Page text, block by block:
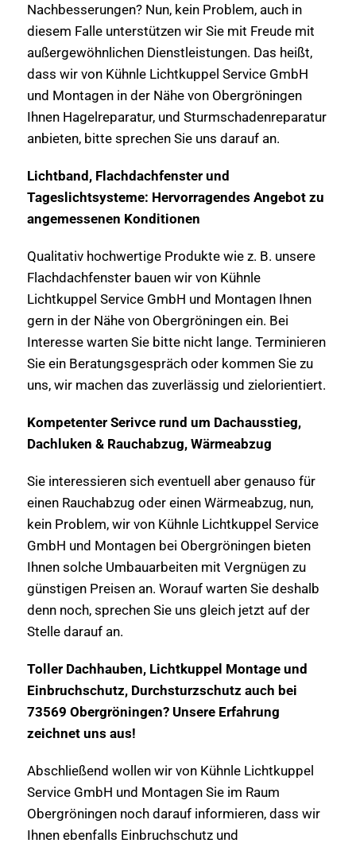
Nachbesserungen? Nun, kein Problem, auch in
diesem Falle unterstützen wir Sie mit Freude mit
außergewöhnlichen Dienstleistungen. Das heißt,
dass wir von Kühnle Lichtkuppel Service GmbH
und Montagen in der Nähe von Obergröningen
Ihnen Hagelreparatur, und Sturmschadenreparatur
anbieten, bitte sprechen Sie uns darauf an.
Lichtband, Flachdachfenster und
Tageslichtsysteme: Hervorragendes Angebot zu
angemessenen Konditionen
Qualitativ hochwertige Produkte wie z. B. unsere
Flachdachfenster bauen wir von Kühnle
Lichtkuppel Service GmbH und Montagen Ihnen
gern in der Nähe von Obergröningen ein. Bei
Interesse warten Sie bitte nicht lange. Terminieren
Sie ein Beratungsgespräch oder kommen Sie zu
uns, wir machen das zuverlässig und zielorientiert.
Kompetenter Serivce rund um Dachausstieg,
Dachluken & Rauchabzug, Wärmeabzug
Sie interessieren sich eventuell aber genauso für
einen Rauchabzug oder einen Wärmeabzug, nun,
kein Problem, wir von Kühnle Lichtkuppel Service
GmbH und Montagen bei Obergröningen bieten
Ihnen solche Umbauarbeiten mit Vergnügen zu
günstigen Preisen an. Worauf warten Sie deshalb
denn noch, sprechen Sie uns gleich jetzt auf der
Stelle darauf an.
Toller Dachhauben, Lichtkuppel Montage und
Einbruchschutz, Durchsturzschutz auch bei
73569 Obergröningen? Unsere Erfahrung
zeichnet uns aus!
Abschließend wollen wir von Kühnle Lichtkuppel
Service GmbH und Montagen Sie im Raum
Obergröningen noch darauf informieren, dass wir
Ihnen ebenfalls Einbruchschutz und